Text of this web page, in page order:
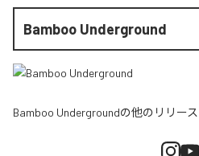
Bamboo Underground
Bamboo Undergroundの他のリリース